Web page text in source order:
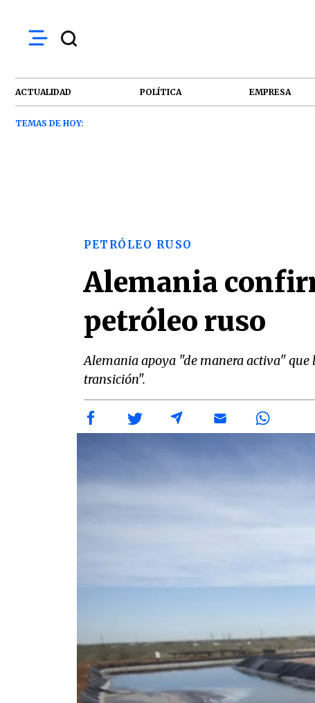
ACTUALIDAD POLÍTICA EMPRESA
TEMAS DE HOY:
PETRÓLEO RUSO
Alemania
petróleo ruso
Alemania apoya "de manera activa" que
transición".